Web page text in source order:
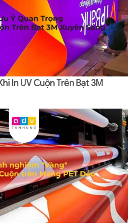
In UV Cuộn Trên Bạt 3M